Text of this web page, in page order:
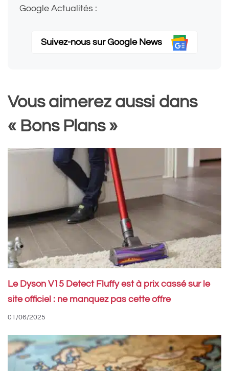
Google Actualités :
Suivez-nous sur Google News
Vous aimerez aussi dans
« Bons Plans »
Le Dyson V15 Detect Fluffy est à prix cassé sur le
site officiel : ne manquez pas cette offre
01/06/2025